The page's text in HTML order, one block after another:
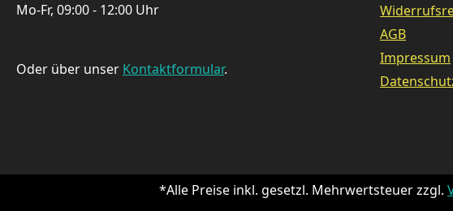
Mo-Fr, 09:00 - 12:00 Uhr
Oder über unser Kontaktformular.
AGB
Impressum
*Alle Preise inkl. gesetzl. Mehrwertsteuer zzgl.